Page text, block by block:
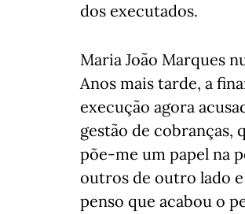
dos executados.
Maria João Marques
Anos mais tarde, a
execução agora
gestão de cobranças,
põe-me um papel na
outros de outro lado
penso que acabou o